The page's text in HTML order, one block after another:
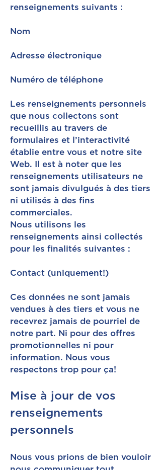
renseignements suivants :
Nom
Adresse électronique
Numéro de téléphone
Les renseignements personnels
que nous collectons sont
recueillis au travers de
formulaires et l’interactivité
établie entre vous et notre site
Web. Il est à noter que les
renseignements utilisateurs ne
sont jamais divulgués à des tiers
ni utilisés à des fins
commerciales.
Nous utilisons les
renseignements ainsi collectés
pour les finalités suivantes :
Contact (uniquement!)
Ces données ne sont jamais
vendues à des tiers et vous ne
recevrez jamais de pourriel de
notre part. Ni pour des offres
promotionnelles ni pour
information. Nous vous
respectons trop pour ça!
Mise à jour de vos
renseignements
personnels
Nous vous prions de bien vouloir